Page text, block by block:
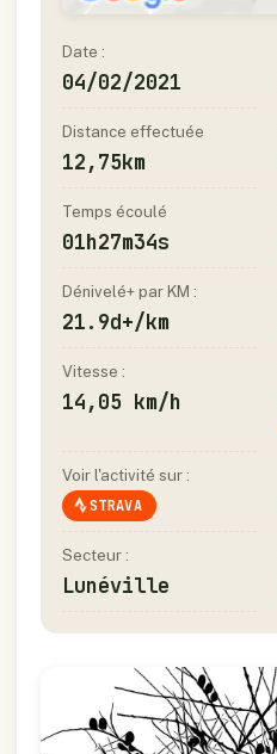
Date :
04/02/2021
Distance effectuée
12,75km
Temps écoulé
01h27m34s
Dénivelé+ par KM :
21.9d+/km
Vitesse :
14,05 km/h
Voir l'activité sur :
STRAVA
Secteur :
Lunéville